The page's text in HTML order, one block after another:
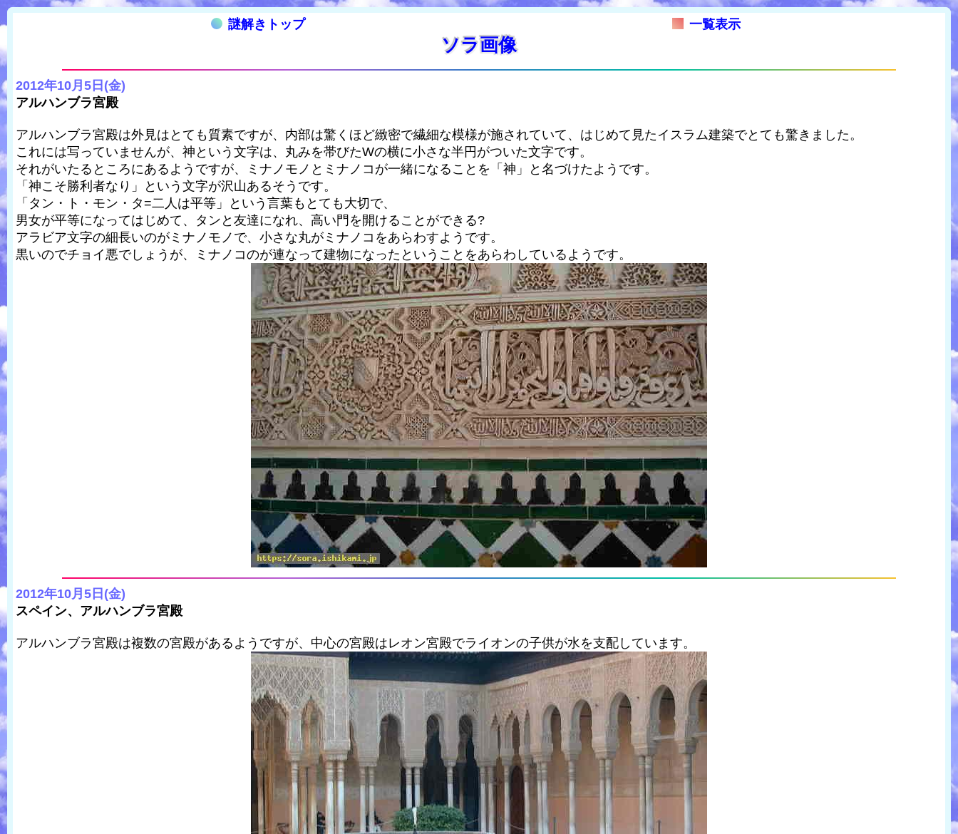
謎解きトップ 一覧表示
ソラ画像
2012年10月5日(金)
アルハンブラ宮殿
アルハンブラ宮殿は外見はとても質素ですが、内部は驚くほど緻密で繊細な模様が施されていて、はじめて見たイスラム建築でとても驚きました。
これには写っていませんが、神という文字は、丸みを帯びたWの横に小さな半円がついた文字です。
それがいたるところにあるようですが、ミナノモノとミナノコが一緒になることを「神」と名づけたようです。
「神こそ勝利者なり」という文字が沢山あるそうです。
「タン・ト・モン・タ=二人は平等」という言葉もとても大切で、
男女が平等になってはじめて、タンと友達になれ、高い門を開けることができる?
アラビア文字の細長いのがミナノモノで、小さな丸がミナノコをあらわすようです。
黒いのでチョイ悪でしょうが、ミナノコのが連なって建物になったということをあらわしているようです。
2012年10月5日(金)
スペイン、アルハンブラ宮殿
アルハンブラ宮殿は複数の宮殿があるようですが、中心の宮殿はレオン宮殿でライオンの子供が水を支配しています。